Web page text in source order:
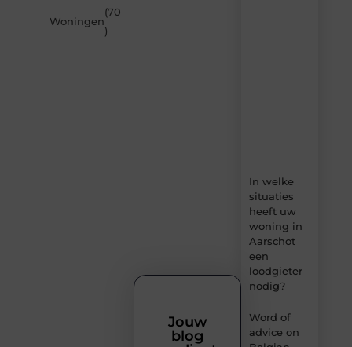
Woningen
(70
)
In welke
situaties
heeft uw
woning in
Aarschot
een
loodgieter
nodig?
Word of
advice on
Jouw
blog